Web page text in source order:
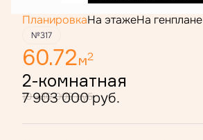
ПланировкаНа этажеНа генплане
№317
60.72м2
2-комнатная
10 330 000 руб.
7 903 000 руб.